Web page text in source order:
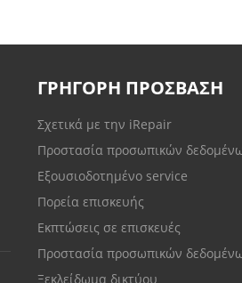
ΓΡΗΓΟΡΗ ΠΡΟΣΒΑΣΗ
Σχετικά με την iRepair
Προστασία προσωπικών
Εξουσιοδοτημένο service
Πορεία επισκευής
Εκπτώσεις σε επισκευές
Προστασία προσωπικών
Ξεκλείδωμα δικτύου